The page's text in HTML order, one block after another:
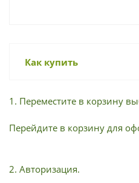
Как купить
1. Переместите в корзину
Перейдите в корзину для
2. Авторизация.